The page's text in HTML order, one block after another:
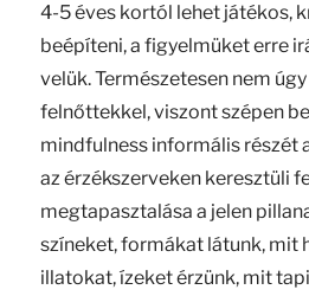
4-5 éves kortól lehet játékos,
beépíteni, a figyelmüket erre
velük. Természetesen nem
felnőttekkel, viszont szépen
mindfulness informális részét
az érzékszerveken keresztüli
megtapasztalása a jelen
színeket, formákat látunk, mit
illatokat, ízeket érzünk, mit